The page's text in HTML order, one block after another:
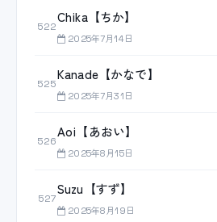
522
Chika【ちか】
2025年7月14日
525
Kanade【かなで】
2025年7月31日
526
Aoi【あおい】
2025年8月15日
527
Suzu【すず】
2025年8月19日